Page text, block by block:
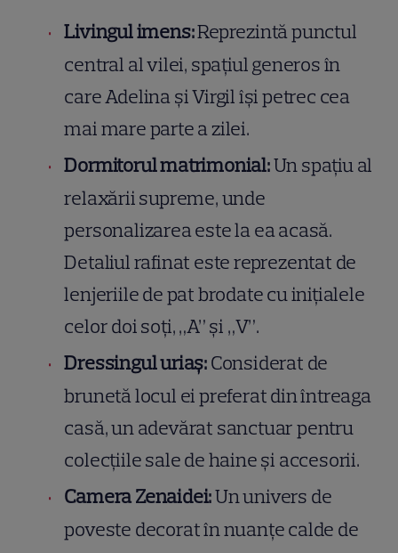
Livingul imens:Reprezintă punctul
central al vilei, spațiul generos în
care Adelina și Virgil își petrec cea
mai mare parte a zilei.
Dormitorul matrimonial:Un spațiu al
relaxării supreme, unde
personalizarea este la ea acasă.
Detaliul rafinat este reprezentat de
lenjeriile de pat brodate cu inițialele
celor doi soți, „A” și „V”.
Dressingul uriaș:Considerat de
brunetă locul ei preferat din întreaga
casă, un adevărat sanctuar pentru
colecțiile sale de haine și accesorii.
Camera Zenaidei:Un univers de
poveste decorat în nuanțe calde de